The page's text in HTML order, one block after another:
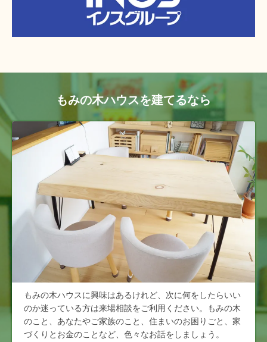
もみの木ハウスを建てるなら
もみの木ハウスに興味はあるけれど、次に何をしたらいい
のか迷っている方は来場相談をご利用ください。もみの木
のこと、あなたやご家族のこと、住まいのお困りごと、家
づくりとお金のことなど、色々なお話をしましょう。